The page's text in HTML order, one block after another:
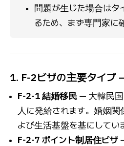
問題が生じた場合はタ
るため、まず専門家に
1. F-2ビザの主要タイプ
F-2-1 結婚移民 — 大韓民
人に発給されます。婚姻
よび生活基盤を基にしてい
F-2-7 ポイント制居住ビザ